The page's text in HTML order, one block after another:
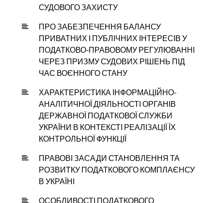
СУДОВОГО ЗАХИСТУ
ПРО ЗАБЕЗПЕЧЕННЯ БАЛАНСУ
ПРИВАТНИХ І ПУБЛІЧНИХ ІНТЕРЕСІВ У
ПОДАТКОВО‑ПРАВОВОМУ РЕГУЛЮВАННІ
ЧЕРЕЗ ПРИЗМУ СУДОВИХ РІШЕНЬ ПІД
ЧАС ВОЄННОГО СТАНУ
ХАРАКТЕРИСТИКА ІНФОРМАЦІЙНО-
АНАЛІТИЧНОЇ ДІЯЛЬНОСТІ ОРГАНІВ
ДЕРЖАВНОЇ ПОДАТКОВОЇ СЛУЖБИ
УКРАЇНИ В КОНТЕКСТІ РЕАЛІЗАЦІЇ ЇХ
КОНТРОЛЬНОЇ ФУНКЦІЇ
ПРАВОВІ ЗАСАДИ СТАНОВЛЕННЯ ТА
РОЗВИТКУ ПОДАТКОВОГО КОМПЛАЄНСУ
В УКРАЇНІ
ОСОБЛИВОСТІ ПОДАТКОВОГО